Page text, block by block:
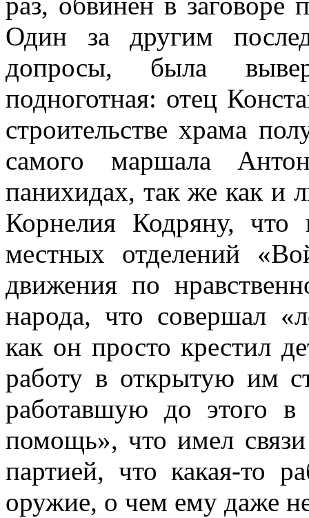
Один за другим
допросы, была
подноготная: отец
строительстве храма
самого маршала
панихидах, так же как и
Корнелия Кодряну, что
местных отделений
движения по
народа, что совершал
как он просто крестил
работу в открытую им
работавшую до этого в
помощь», что имел
партией, что какая-то
оружие, о чем ему даже